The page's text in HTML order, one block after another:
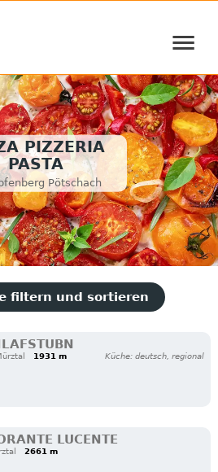
≡
PIZZERIA
PASTA
Pötschach
filtern und sortieren
1931 m Küche: deutsch, regional
LUCENTE
2661 m